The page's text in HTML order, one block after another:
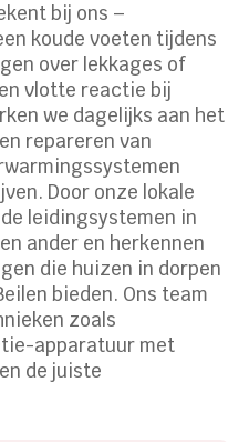
bij ons –
koude voeten tijdens
over lekkages of
vlotte reactie bij
we dagelijks aan het
repareren van
Door onze lokale
leidingsystemen in
ander en herkennen
die huizen in dorpen
bieden. Ons team
zoals
apparatuur met
de juiste